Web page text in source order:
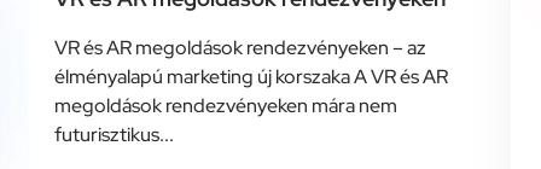
VR és AR megoldások rendezvényeken – az
élményalapú marketing új korszaka A VR és AR
megoldások rendezvényeken mára nem
futurisztikus...